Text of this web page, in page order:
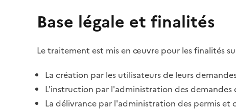
Base légale et finalités
Le traitement est mis en œuvre pour les finalités
La création par les utilisateurs de leurs
L'instruction par l'administration des demandes
La délivrance par l'administration des permis et